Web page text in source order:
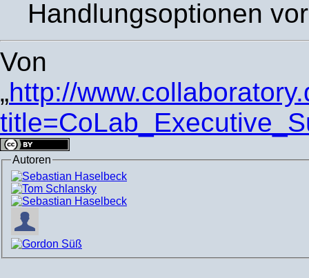
Handlungsoptionen
Von
„http://
Autoren